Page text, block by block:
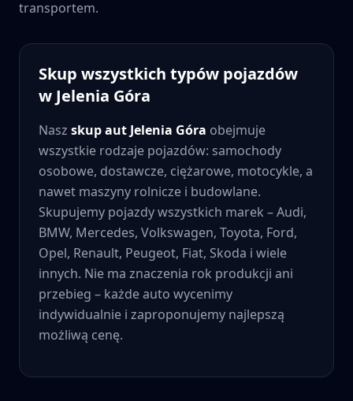
transportem.
Skup wszystkich typów pojazdów
w Jelenia Góra
Nasz skup aut Jelenia Góra obejmuje
wszystkie rodzaje pojazdów: samochody
osobowe, dostawcze, ciężarowe, motocykle, a
nawet maszyny rolnicze i budowlane.
Skupujemy pojazdy wszystkich marek – Audi,
BMW, Mercedes, Volkswagen, Toyota, Ford,
Opel, Renault, Peugeot, Fiat, Skoda i wiele
innych. Nie ma znaczenia rok produkcji ani
przebieg – każde auto wycenimy
indywidualnie i zaproponujemy najlepszą
możliwą cenę.